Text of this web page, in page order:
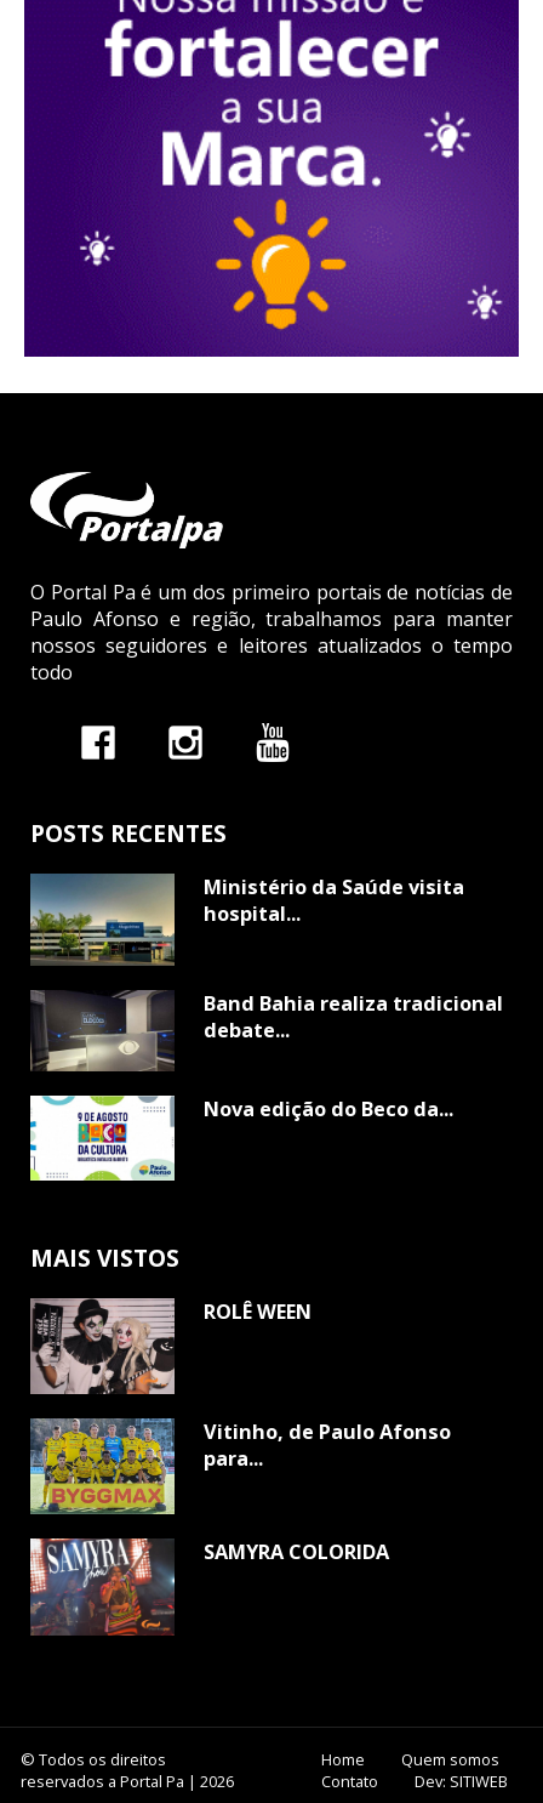
O Portal Pa é um dos primeiro portais de notícias de
Paulo Afonso e região, trabalhamos para manter
nossos seguidores e leitores atualizados o tempo
todo
POSTS RECENTES
Ministério da Saúde visita
hospital...
Band Bahia realiza tradicional
debate...
Nova edição do Beco da...
MAIS VISTOS
ROLÊ WEEN
Vitinho, de Paulo Afonso
para...
SAMYRA COLORIDA
© Todos os direitos
reservados a Portal Pa | 2026
Home
Quem somos
Contato
Dev: SITIWEB